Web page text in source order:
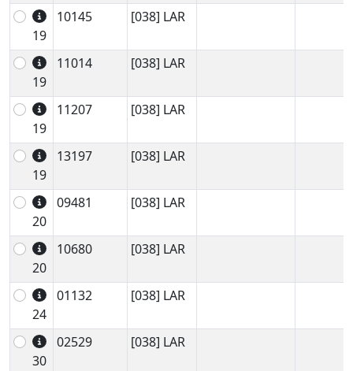
19
10145 [038] LAR
19
11014 [038] LAR
19
11207 [038] LAR
19
13197 [038] LAR
20
09481 [038] LAR
20
10680 [038] LAR
24
01132 [038] LAR
30
02529 [038] LAR